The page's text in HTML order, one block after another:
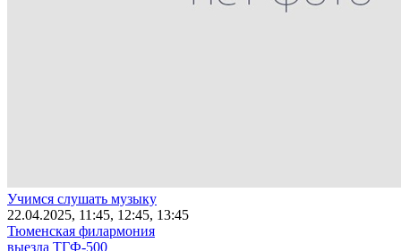
Учимся слушать музыку
22.04.2025, 11:45, 12:45, 13:45
Тюменская филармония
выезда ТГФ-500